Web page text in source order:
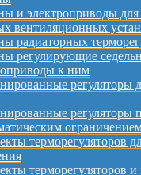
и электроприводы для
вентиляционных
радиаторных
регулирующие
к ним
регуляторы
регуляторы
терморегуляторов
терморегуляторов